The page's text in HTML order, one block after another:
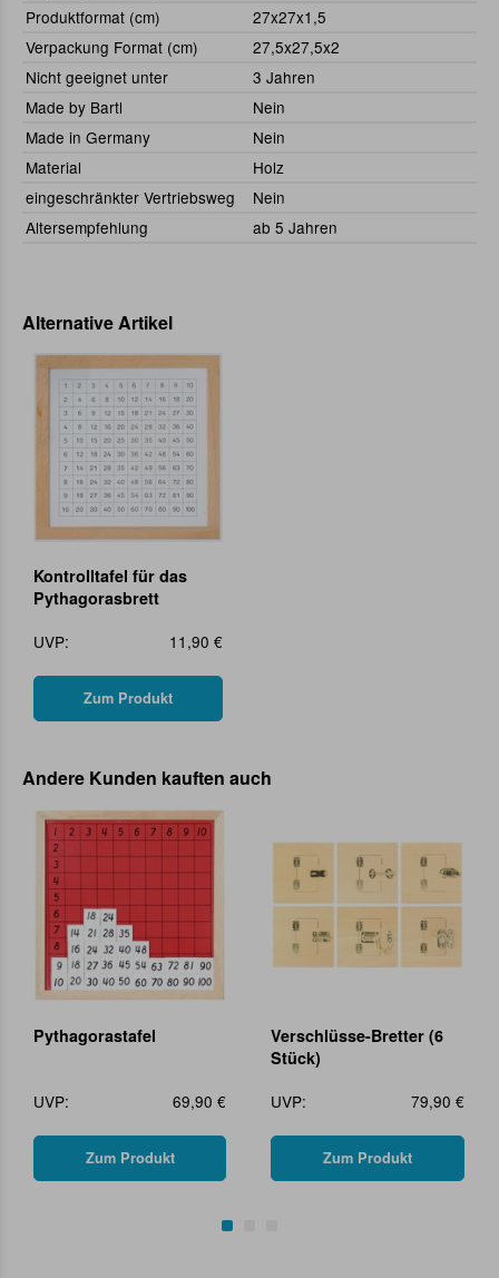
Produktformat (cm)
27x27x1,5
Verpackung Format (cm)
27,5x27,5x2
Nicht geeignet unter
3 Jahren
Made by Bartl
Nein
Made in Germany
Nein
Material
Holz
eingeschränkter Vertriebsweg
Nein
Altersempfehlung
ab 5 Jahren
Alternative Artikel
Kontrolltafel für das
Pythagorasbrett
UVP:
11,90 €
Zum Produkt
Andere Kunden kauften auch
Pythagorastafel
UVP: 69,90 €
Zum Produkt
Verschlüsse-Bretter (6
Stück)
UVP:
79,90 €
Zum Produkt